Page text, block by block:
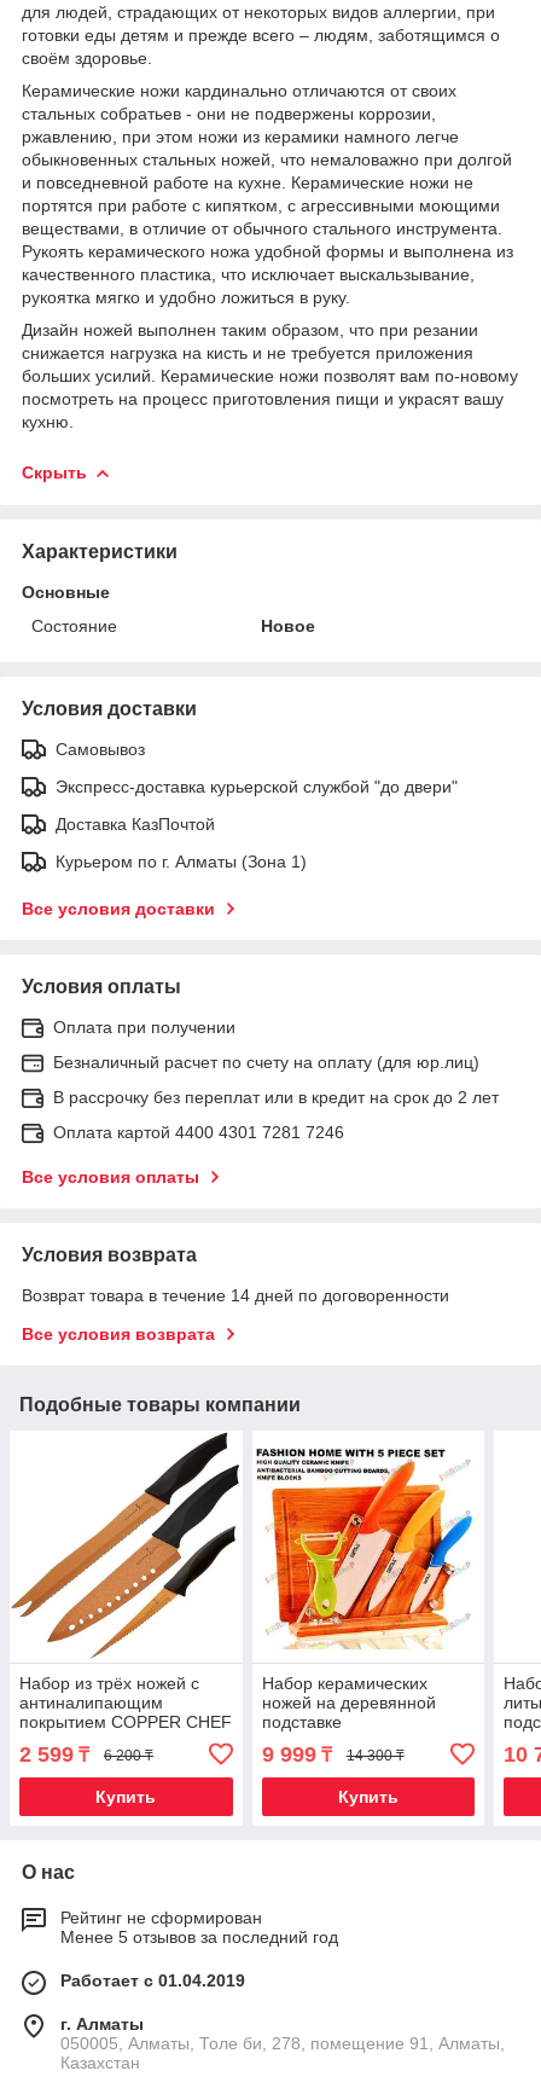
для людей, страдающих от некоторых видов аллергии, при
готовки еды детям и прежде всего – людям, заботящимся о
своём здоровье.
Керамические ножи кардинально отличаются от своих
стальных собратьев - они не подвержены коррозии,
ржавлению, при этом ножи из керамики намного легче
обыкновенных стальных ножей, что немаловажно при долгой
и повседневной работе на кухне. Керамические ножи не
портятся при работе с кипятком, с агрессивными моющими
веществами, в отличие от обычного стального инструмента.
Рукоять керамического ножа удобной формы и выполнена из
качественного пластика, что исключает выскальзывание,
рукоятка мягко и удобно ложиться в руку.
Дизайн ножей выполнен таким образом, что при резании
снижается нагрузка на кисть и не требуется приложения
больших усилий. Керамические ножи позволят вам по-новому
посмотреть на процесс приготовления пищи и украсят вашу
кухню.
Скрыть
Характеристики
Основные
Состояние
Новое
Условия доставки
Самовывоз
Экспресс-доставка курьерской службой "до двери"
Доставка КазПочтой
Курьером по г. Алматы (Зона 1)
Все условия доставки
Условия оплаты
Оплата при получении
Безналичный расчет по счету на оплату (для юр.лиц)
В рассрочку без переплат или в кредит на срок до 2 лет
Оплата картой 4400 4301 7281 7246
Все условия оплаты
Условия возврата
Возврат товара в течение 14 дней по договоренности
Все условия возврата
Подобные товары компании
Набор из трёх ножей с
антиналипающим
покрытием COPPER CHEF
2 599 ₸ 6 200 ₸
Купить
Набор керамических
ножей на деревянной
подставке
9 999₸ 14 300 ₸
Купить
10
О нас
Рейтинг не сформирован
Менее 5 отзывов за последний год
Работает с 01.04.2019
г. Алматы
050005, Алматы, Толе би, 278, помещение 91, Алматы,
Казахстан